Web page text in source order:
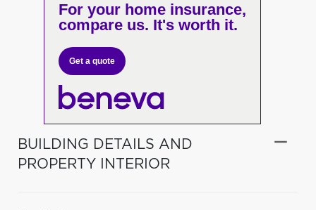
For your home insurance,
compare us. It's worth it.
Get a quote
BUILDING DETAILS AND
PROPERTY INTERIOR